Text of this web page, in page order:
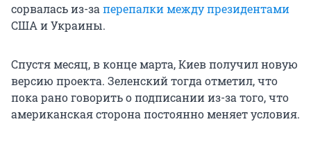
сорвалась из-за перепалки между президентами
США и Украины.
Спустя месяц, в конце марта, Киев получил новую
версию проекта. Зеленский тогда отметил, что
пока рано говорить о подписании из-за того, что
американская сторона постоянно меняет условия.